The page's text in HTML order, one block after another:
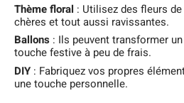
Thème floral : Utilisez des fleurs
chères et tout aussi ravissantes.
Ballons : Ils peuvent transformer
touche festive à peu de frais.
DIY : Fabriquez vos propres
une touche personnelle.